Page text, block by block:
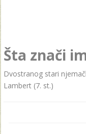
Šta znači
Dvostranog stari
Lambert (7. st.)